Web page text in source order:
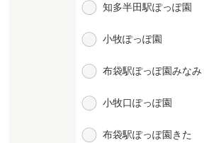
知多半田駅ぽっぽ園
小牧ぽっぽ園
布袋駅ぽっぽ園みなみ
小牧口ぽっぽ園
布袋駅ぽっぽ園きた